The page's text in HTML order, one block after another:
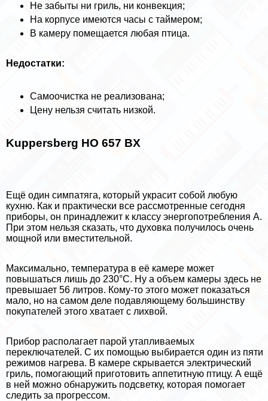
Не забыты ни гриль, ни конвекция;
На корпусе имеются часы с таймером;
В камеру помещается любая птица.
Недостатки:
Самоочистка не реализована;
Цену нельзя считать низкой.
Kuppersberg HO 657 BX
Ещё один симпатяга, который украсит собой любую
кухню. Как и пpaктически все рассмотренные сегодня
приборы, он принадлежит к классу энергопотрeбления A.
При этом нельзя сказать, что духовка получилось очень
мощной или вместительной.
Максимально, температура в её камере может
повышаться лишь до 230°C. Ну а объем камеры здесь не
превышает 56 литров. Кому-то этого может показаться
мало, но на самом деле подавляющему большинству
покупателей этого хватает с лихвой.
Прибор располагает парой утапливаемых
переключателей. С их помощью выбирается один из пяти
режимов нагрева. В камере скрывается электрический
гриль, помогающий приготовить аппетитную птицу. А ещё
в ней можно обнаружить подсветку, которая помогает
следить за прогрессом.